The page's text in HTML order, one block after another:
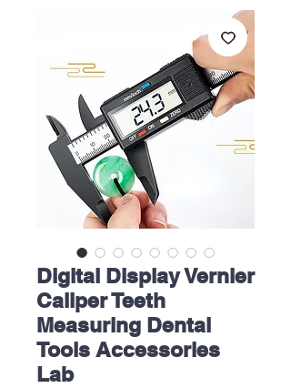
Digital Display Vernier
Caliper Teeth
Measuring Dental
Tools Accessories
Lab